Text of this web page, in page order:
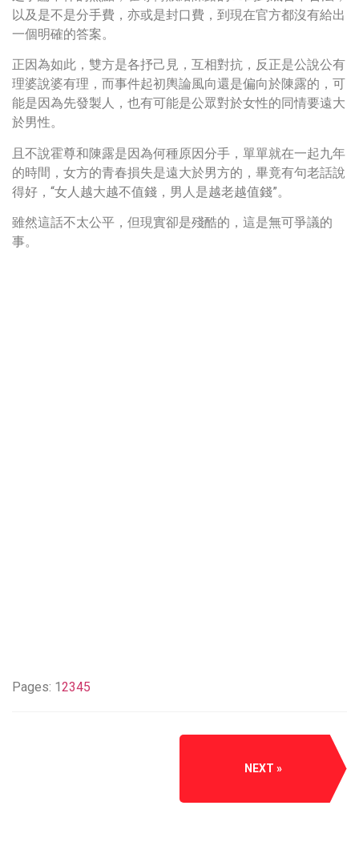
以及是不是分手費，亦或是封口費，到現在官方都沒有給出
一個明確的答案。
正因為如此，雙方是各抒己見，互相對抗，反正是公說公有
理婆說婆有理，而事件起初輿論風向還是偏向於陳露的，可
能是因為先發製人，也有可能是公眾對於女性的同情要遠大
於男性。
且不說霍尊和陳露是因為何種原因分手，單單就在一起九年
的時間，女方的青春損失是遠大於男方的，畢竟有句老話說
得好，“女人越大越不值錢，男人是越老越值錢”。
雖然這話不太公平，但現實卻是殘酷的，這是無可爭議的
事。
Pages: 12345
NEXT